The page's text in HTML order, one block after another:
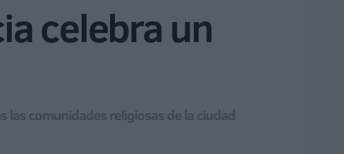
celebra un
comunidades religiosas de la ciudad